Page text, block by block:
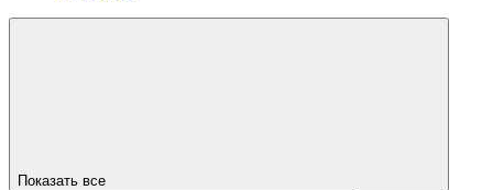
Показать все